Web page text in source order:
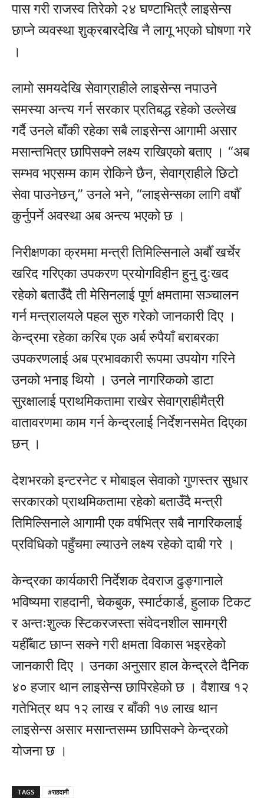
पास गरी राजस्व तिरेको २४ घण्टाभित्रै लाइसेन्स
छाप्ने व्यवस्था शुक्रबारदेखि नै लागू भएको घोषणा गरे
।
लामो समयदेखि सेवाग्राहीले लाइसेन्स नपाउने
समस्या अन्त्य गर्न सरकार प्रतिबद्ध रहेको उल्लेख
गर्दै उनले बाँकी रहेका सबै लाइसेन्स आगामी असार
मसान्तभित्र छापिसक्ने लक्ष्य राखिएको बताए । “अब
सम्भव भएसम्म काम रोकिने छैन, सेवाग्राहीले छिटो
सेवा पाउनेछन्,” उनले भने, “लाइसेन्सका लागि वर्षौँ
कुर्नुपर्ने अवस्था अब अन्त्य भएको छ ।
निरीक्षणका क्रममा मन्त्री तिमिल्सिनाले अर्बौँ खर्चेर
खरिद गरिएका उपकरण प्रयोगविहीन हुनु दुःखद
रहेको बताउँदै ती मेसिनलाई पूर्ण क्षमतामा सञ्चालन
गर्न मन्त्रालयले पहल सुरु गरेको जानकारी दिए ।
केन्द्रमा रहेका करिब एक अर्ब रुपैयाँ बराबरका
उपकरणलाई अब प्रभावकारी रूपमा उपयोग गरिने
उनको भनाइ थियो । उनले नागरिकको डाटा
सुरक्षालाई प्राथमिकतामा राखेर सेवाग्राहीमैत्री
वातावरणमा काम गर्न केन्द्रलाई निर्देशनसमेत दिएका
छन् ।
देशभरको इन्टरनेट र मोबाइल सेवाको गुणस्तर सुधार
सरकारको प्राथमिकतामा रहेको बताउँदै मन्त्री
तिमिल्सिनाले आगामी एक वर्षभित्र सबै नागरिकलाई
प्रविधिको पहुँचमा ल्याउने लक्ष्य रहेको दाबी गरे ।
केन्द्रका कार्यकारी निर्देशक देवराज ढुङ्गानाले
भविष्यमा राहदानी, चेकबुक, स्मार्टकार्ड, हुलाक टिकट
र अन्तःशुल्क स्टिकरजस्ता संवेदनशील सामग्री
यहीँबाट छाप्न सक्ने गरी क्षमता विकास भइरहेको
जानकारी दिए । उनका अनुसार हाल केन्द्रले दैनिक
४० हजार थान लाइसेन्स छापिरहेको छ । वैशाख १२
गतेभित्र थप १२ लाख र बाँकी १७ लाख थान
लाइसेन्स असार मसान्तसम्म छापिसक्ने केन्द्रको
योजना छ ।
TAGS #राहदानी